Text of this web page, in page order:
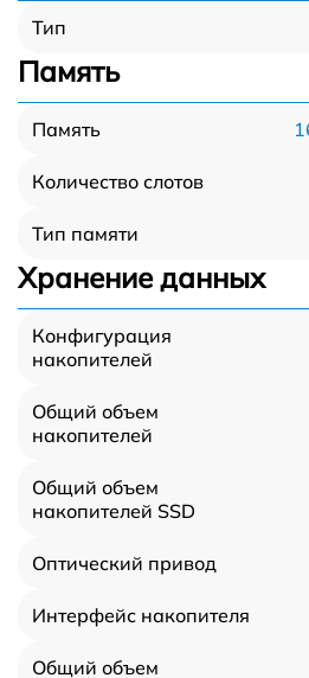
Тип
Память
Память
Количество слотов
Тип памяти
Хранение данных
Конфигурация
накопителей
Общий объем
накопителей
Общий объем
накопителей SSD
Оптический привод
Интерфейс накопителя
Общий объем